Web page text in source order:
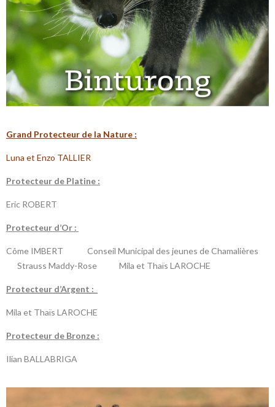
Grand Protecteur de la Nature :
Luna et Enzo TALLIER
Protecteur de Platine :
Eric ROBERT
Protecteur d’Or :
Côme IMBERT Conseil Municipal des jeunes de Chamalières
Strauss Maddy-Rose Mila et Thaïs LAROCHE
Protecteur d’Argent :
Mila et Thaïs LAROCHE
Protecteur de Bronze :
Ilian BALLABRIGA